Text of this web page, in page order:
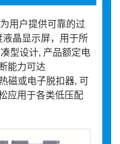
用户提供可靠的过
晶显示屏，用于所
型设计, 产品额定电
能力可达
磁或电子脱扣器, 可
应用于各类低压配